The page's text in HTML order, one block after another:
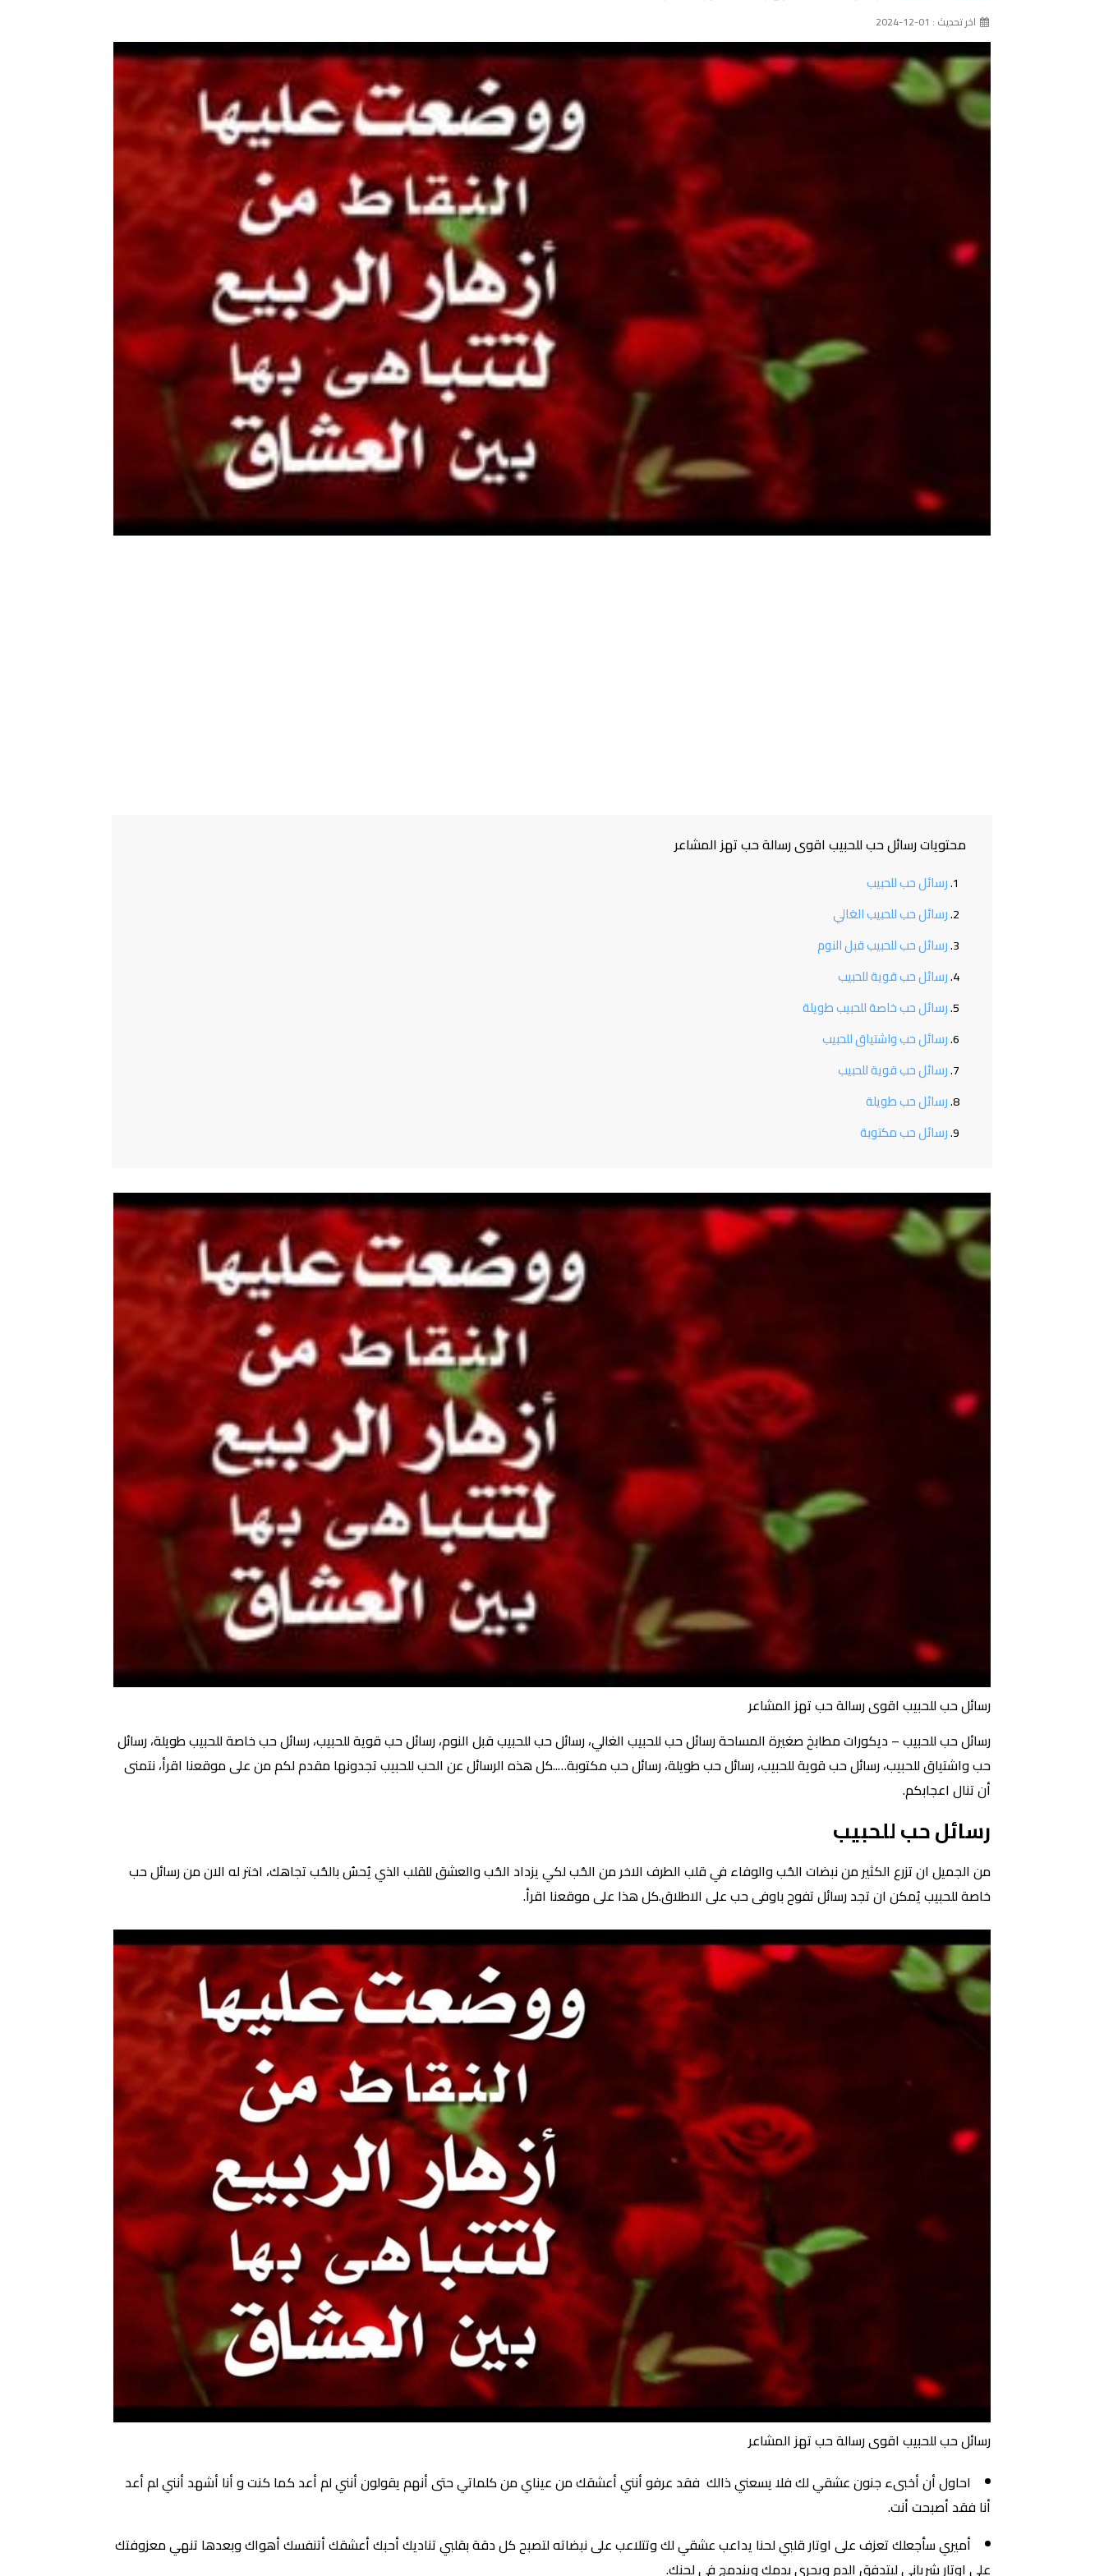
اخر تحديث : 01-12-2024
محتويات رسائل حب للحبيب اقوى رسالة حب تهز المشاعر
رسائل حب للحبيب
رسائل حب للحبيب الغالي
رسائل حب للحبيب قبل النوم
رسائل حب قوية للحبيب
رسائل حب خاصة للحبيب طويلة
رسائل حب واشتياق للحبيب
رسائل حب قوية للحبيب
رسائل حب طويلة
رسائل حب مكتوبة
رسائل حب للحبيب اقوى رسالة حب تهز المشاعر
رسائل حب للحبيب – ديكورات مطابخ صغيرة المساحة رسائل حب للحبيب الغالي، رسائل حب للحبيب قبل النوم، رسائل حب قوية للحبيب، رسائل حب خاصة للحبيب طويلة، رسائل
حب واشتياق للحبيب، رسائل حب قوية للحبيب، رسائل حب طويلة، رسائل حب مكتوبة…..كل هذه الرسائل عن الحب للحبيب تجدونها مقدم لكم من على موقعنا اقرأ، نتمنى
أن تنال اعجابكم.
رسائل حب للحبيب
من الجميل ان تزرع الكثير من نبضات الحُب والوفاء في قلب الطرف الاخر من الحُب لكي يزداد الحُب والعشق للقلب الذي يُحسُ بالحُب تجاهك، اختر له الان من رسائل حب
خاصة للحبيب يُمكن ان تجد رسائل تفوح باوفى حب على الاطلاق.كل هذا على موقعنا اقرأ.
رسائل حب للحبيب اقوى رسالة حب تهز المشاعر
احاول أن أخبىء جنون عشقي لك فلا يسعني ذالك فقد عرفو أنني أعشقك من عيناي من كلماتي حتى أنهم يقولون أنني لم أعد كما كنت و أنا أشهد أنني لم أعد
أنا فقد أصبحت أنت.
أميري سأجعلك تعزف على اوتار قلبي لحنا يداعب عشقي لك وتتلاعب على نبضاته لتصبح كل دقة بقلبي تناديك أحبك أعشقك أتنفسك أهواك وبعدها تنهي معزوفتك
على اوتار شرياني ليتدفق الدم ويجري بدمك ويندمج في لحنك.